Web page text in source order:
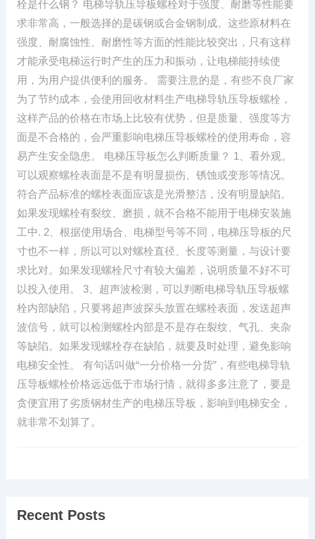
栓是什么钢？ 电梯导轨压导板螺栓对于强度、耐磨等性能要
求非常高，一般选择的是碳钢或合金钢制成。这些原材料在
强度、耐腐蚀性、耐磨性等方面的性能比较突出，只有这样
才能承受电梯运行时产生的压力和振动，让电梯能持续使
用，为用户提供便利的服务。 需要注意的是，有些不良厂家
为了节约成本，会使用回收材料生产电梯导轨压导板螺栓，
这样产品的价格在市场上比较有优势，但是质量、强度等方
面是不合格的，会严重影响电梯压导板螺栓的使用寿命，容
易产生安全隐患。 电梯压导板怎么判断质量？ 1、看外观。
可以观察螺栓表面是不是有明显损伤、锈蚀或变形等情况。
符合产品标准的螺栓表面应该是光滑整洁，没有明显缺陷。
如果发现螺栓有裂纹、磨损，就不合格不能用于电梯安装施
工中. 2、根据使用场合、电梯型号等不同，电梯压导板的尺
寸也不一样，所以可以对螺栓直径、长度等测量，与设计要
求比对。如果发现螺栓尺寸有较大偏差，说明质量不好不可
以投入使用。 3、超声波检测，可以判断电梯导轨压导板螺
栓内部缺陷，只要将超声波探头放置在螺栓表面，发送超声
波信号，就可以检测螺栓内部是不是存在裂纹、气孔、夹杂
等缺陷。如果发现螺栓存在缺陷，就要及时处理，避免影响
电梯安全性。 有句话叫做“一分价格一分货”，有些电梯导轨
压导板螺栓价格远远低于市场行情，就得多多注意了，要是
贪便宜用了劣质钢材生产的电梯压导板，影响到电梯安全，
就非常不划算了。
Recent Posts